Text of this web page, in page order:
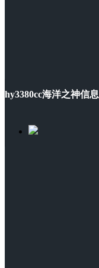
hy3380cc海洋之神信息